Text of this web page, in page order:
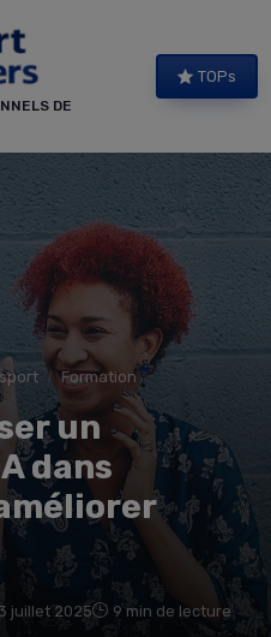
DE
TOPs
Formation
un
dans
juillet 2025 9 min de lecture